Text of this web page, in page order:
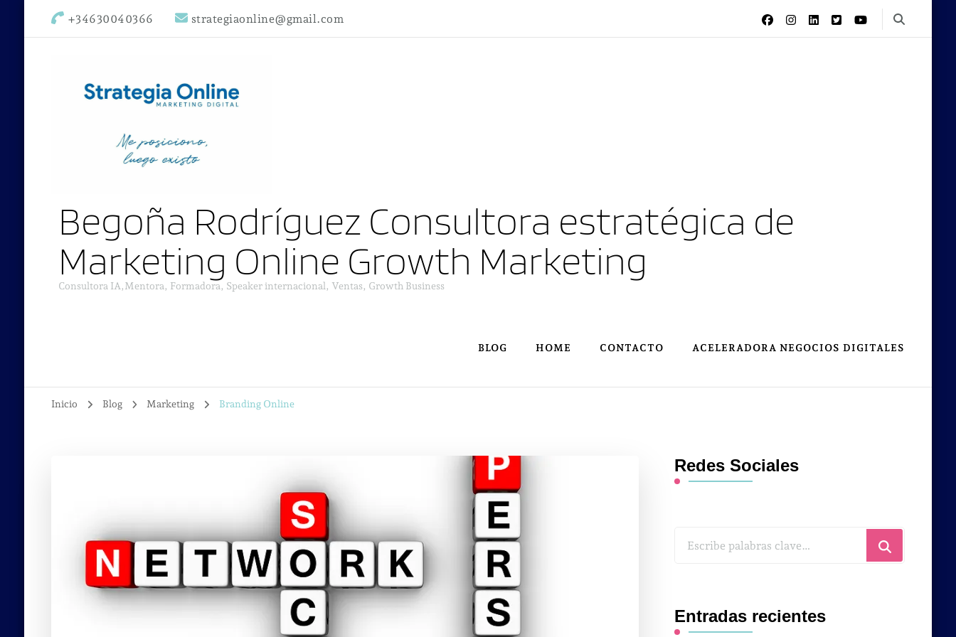
+34630040366 strategiaonline@gmail.com
Begoña Rodríguez Consultora estratégica de
Marketing Online Growth Marketing
Consultora IA,Mentora, Formadora, Speaker internacional, Ventas, Growth Business
BLOG HOME CONTACTO ACELERADORA NEGOCIOS DIGITALES
Inicio Blog Marketing Branding Online
Redes Sociales
¿Buscas
Entradas recientes